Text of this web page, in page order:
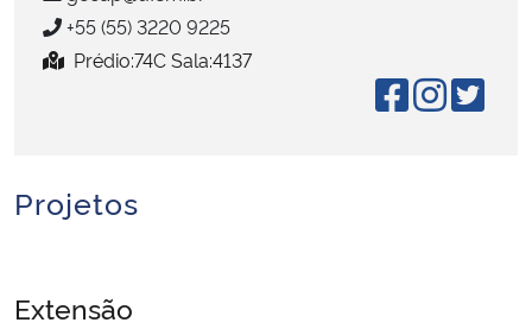
Secretaria-Geral
Banco Central do Brasil
+55 (55) 3220 9225
Prédio:74C Sala:4137
Projetos
Extensão